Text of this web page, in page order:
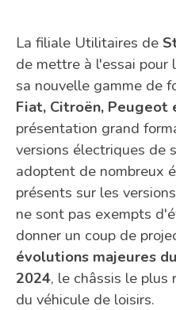
La filiale Utilitaires de
de mettre à l'essai pour
sa nouvelle gamme de
Fiat, Citroën, Peugeot
présentation grand
versions électriques de
adoptent de nombreux
présents sur les
ne sont pas exempts
donner un coup de
évolutions majeures
2024, le châssis le plus
du véhicule de loisirs.